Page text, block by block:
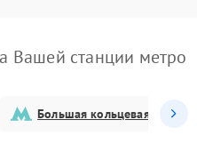
Вашей станции метро
Большая кольцевая